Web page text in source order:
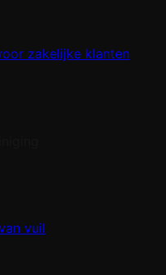
zakelijke klanten
vuil